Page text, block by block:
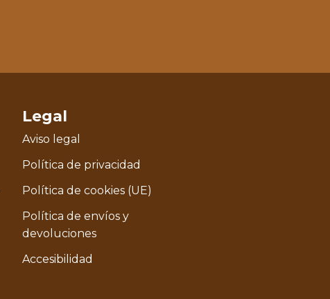
Legal
Aviso legal
Política de privacidad
Política de cookies (UE)
Política de envíos y
devoluciones
Accesibilidad